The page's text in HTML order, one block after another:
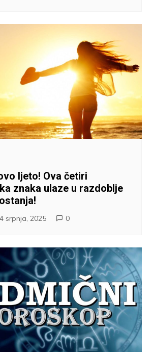
ljeto! Ova četiri
znaka ulaze u razdoblje
4 srpnja, 2025 0